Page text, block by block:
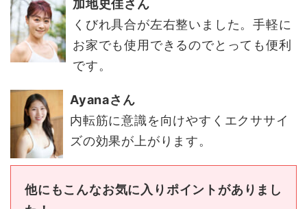
加地史佳さん
くびれ具合が左右整いました。手軽に
お家でも使用できるのでとっても便利
です。
Ayanaさん
内転筋に意識を向けやすくエクササイ
ズの効果が上がります。
他にもこんなお気に入りポイントがありまし